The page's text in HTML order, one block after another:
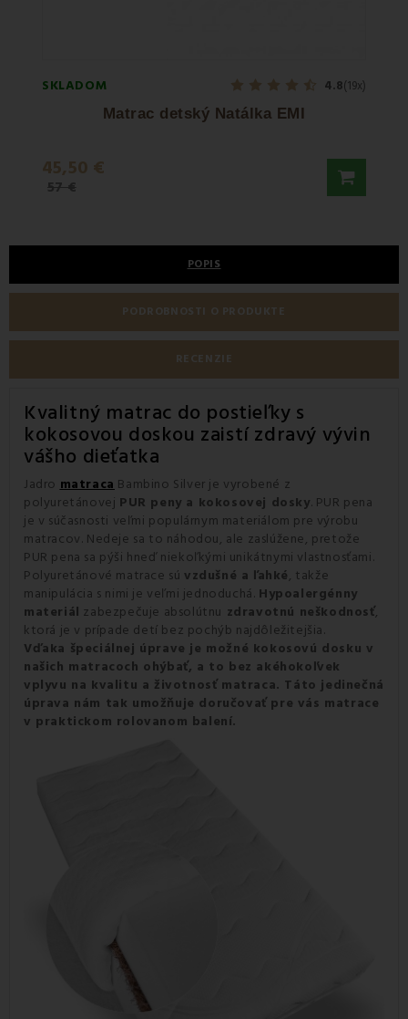
SKLADOM 4.8(19x)
Matrac detský Natálka EMI
45,50 €
57 €
POPIS
PODROBNOSTI O PRODUKTE
RECENZIE
Kvalitný matrac do postieľky s
kokosovou doskou zaistí zdravý vývin
vášho dieťatka
Jadro matraca Bambino Silver je vyrobené z
polyuretánovej PUR peny a kokosovej dosky. PUR pena
je v súčasnosti veľmi populárnym materiálom pre výrobu
matracov. Nedeje sa to náhodou, ale zaslúžene, pretože
PUR pena sa pýši hneď niekoľkými unikátnymi vlastnosťami.
Polyuretánové matrace sú vzdušné a ľahké, takže
manipulácia s nimi je veľmi jednoduchá. Hypoalergénny
materiál zabezpečuje absolútnu zdravotnú neškodnosť,
ktorá je v prípade detí bez pochýb najdôležitejšia.
Vďaka špeciálnej úprave je možné kokosovú dosku v
našich matracoch ohýbať, a to bez akéhokoľvek
vplyvu na kvalitu a životnosť matraca. Táto jedinečná
úprava nám tak umožňuje doručovať pre vás matrace
v praktickom rolovanom balení.